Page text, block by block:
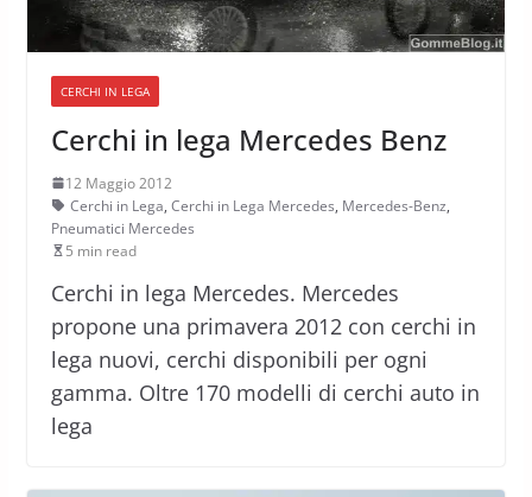
CERCHI IN LEGA
Cerchi in lega Mercedes Benz
12 Maggio 2012
Cerchi in Lega, Cerchi in Lega Mercedes, Mercedes-Benz,
Pneumatici Mercedes
5 min read
Cerchi in lega Mercedes. Mercedes
propone una primavera 2012 con cerchi in
lega nuovi, cerchi disponibili per ogni
gamma. Oltre 170 modelli di cerchi auto in
lega